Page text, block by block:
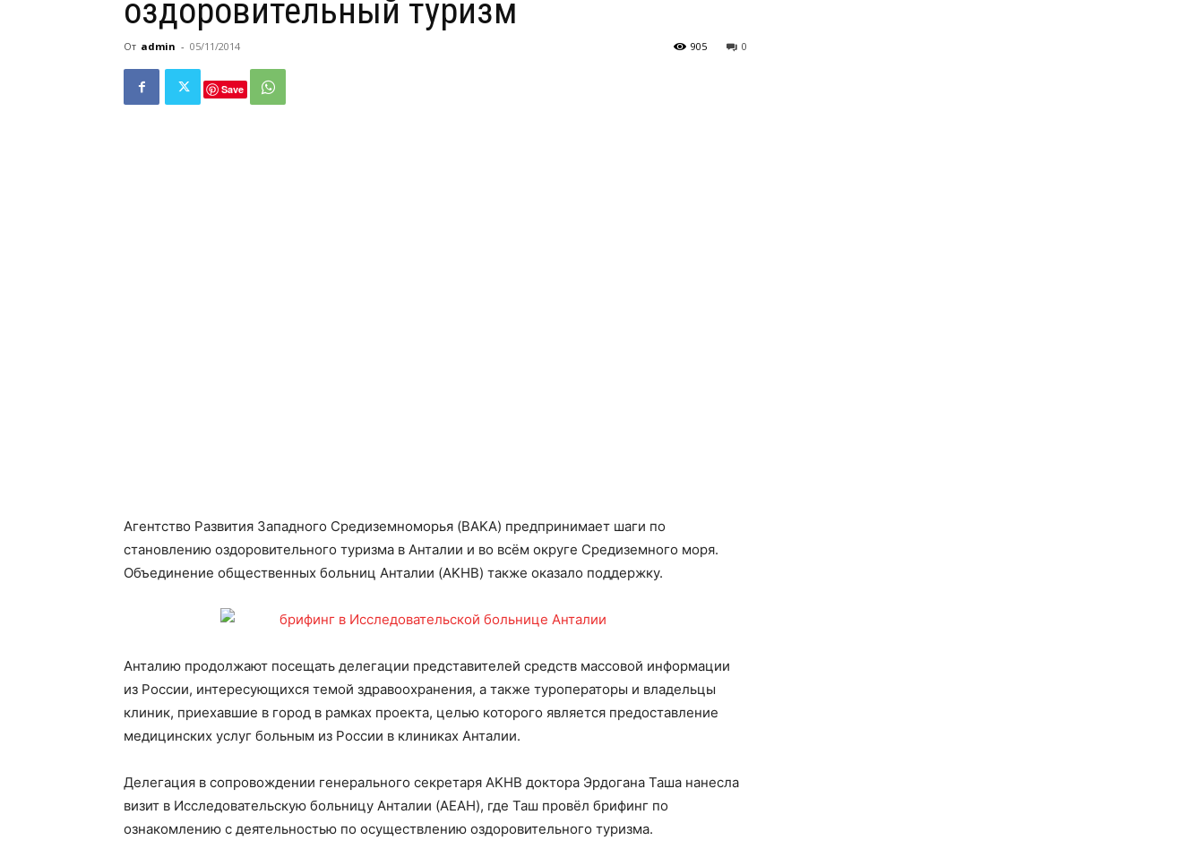
оздоровительный туризм
От admin - 05/11/2014 0
905
Save
Агентство Развития Западного Средиземноморья (BAKA) предпринимает шаги по
становлению оздоровительного туризма в Анталии и во всём округе Средиземного моря.
Объединение общественных больниц Анталии (AKHB) также оказало поддержку.
Анталию продолжают посещать делегации представителей средств массовой информации
из России, интересующихся темой здравоохранения, а также туроператоры и владельцы
клиник, приехавшие в город в рамках проекта, целью которого является предоставление
медицинских услуг больным из России в клиниках Анталии.
Делегация в сопровождении генерального секретаря AKHB доктора Эрдогана Таша нанесла
визит в Исследовательскую больницу Анталии (AEAH), где Таш провёл брифинг по
ознакомлению с деятельностью по осуществлению оздоровительного туризма.